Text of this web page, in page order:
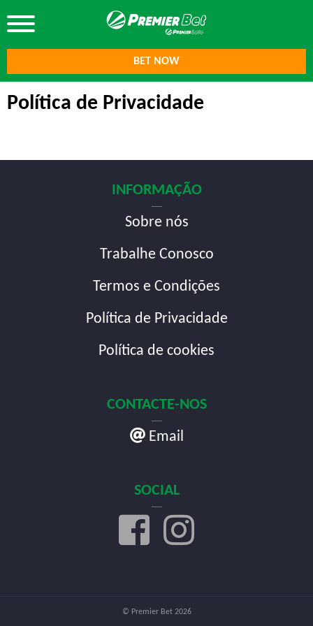
BET NOW
Política de Privacidade
INFORMAÇÃO
Sobre nós
Trabalhe Conosco
Termos e Condições
Política de Privacidade
Política de cookies
CONTACTE-NOS
Email
SOCIAL
© Premier Bet 2026